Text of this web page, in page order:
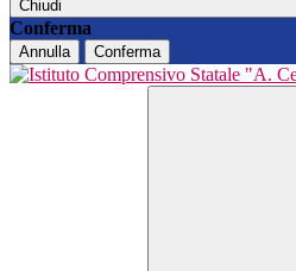
Chiudi
Conferma
Annulla Conferma